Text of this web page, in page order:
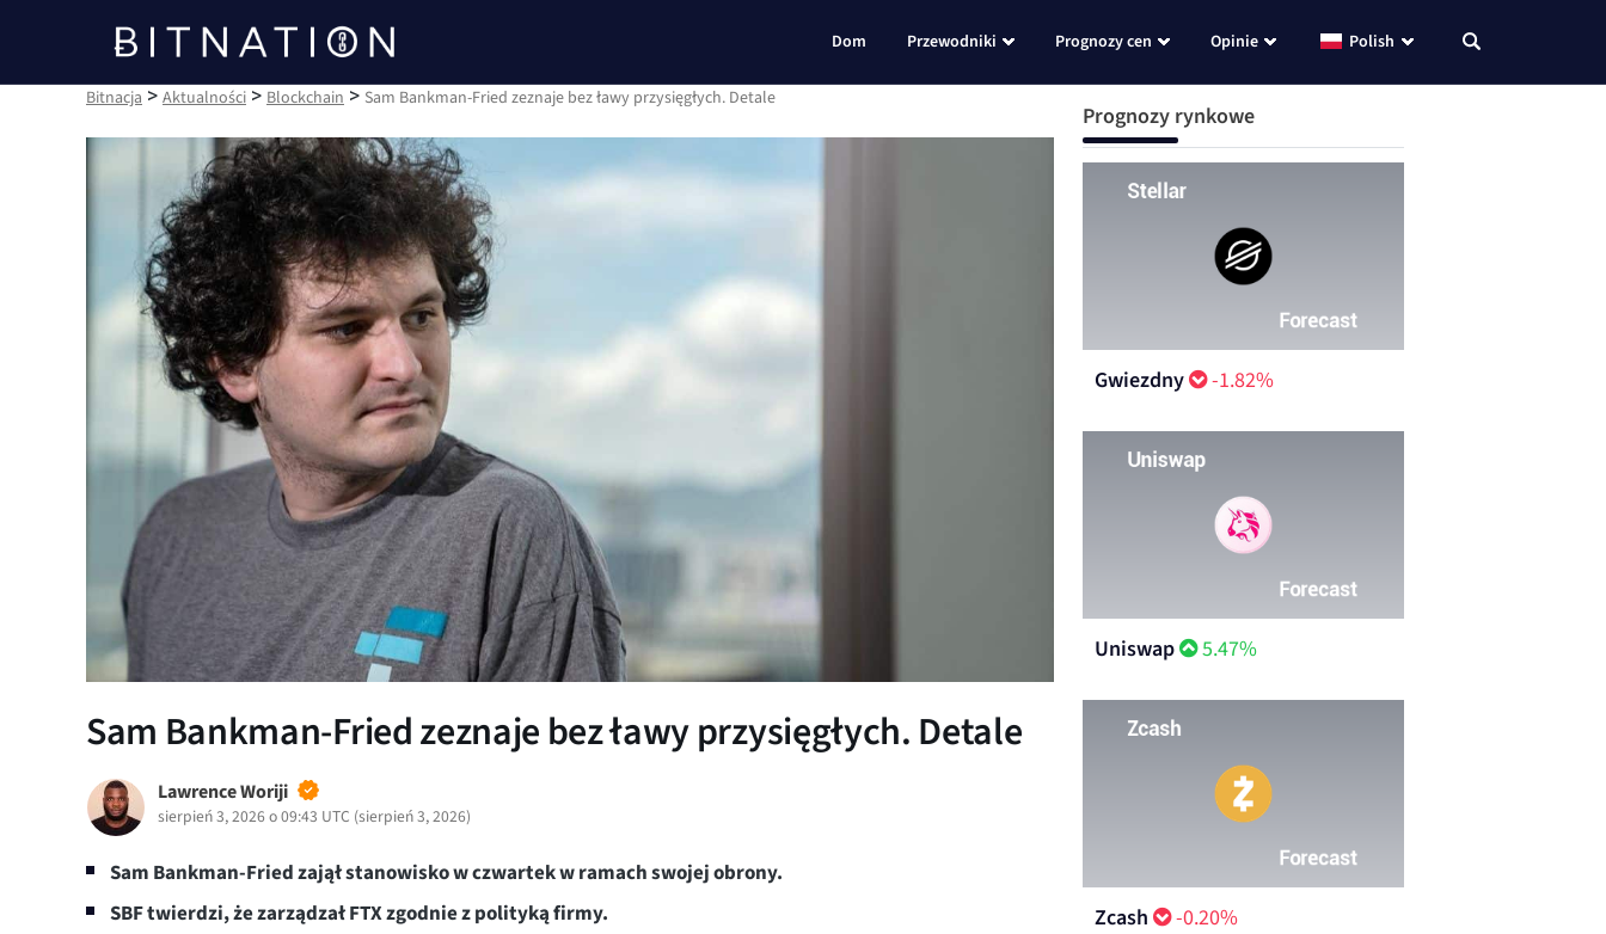
Bitnacja
Dom Przewodniki Prognozy cen Opinie Polish
Bitnacja > Aktualności > Blockchain > Sam Bankman-Fried zeznaje bez ławy przysięgłych. Detale
Sam Bankman-Fried zeznaje bez ławy przysięgłych. Detale
Lawrence Woriji
sierpień 3, 2026 o 09:43 UTC (sierpień 3, 2026)
Sam Bankman-Fried zajął stanowisko w czwartek w ramach swojej obrony.
SBF twierdzi, że zarządzał FTX zgodnie z polityką firmy.
Prognozy rynkowe
Gwiezdny -1.82%
Uniswap 5.47%
Zcash -0.20%